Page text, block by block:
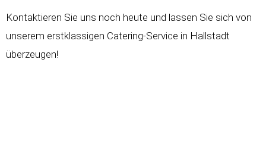
Kontaktieren Sie uns noch heute und lassen Sie sich von
unserem erstklassigen Catering-Service in Hallstadt
überzeugen!